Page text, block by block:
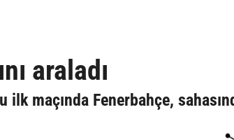
araladı
ilk maçında Fenerbahçe,